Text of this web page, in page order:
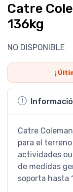
Catre
136kg
NO DISPONIBLE
¡
Catre
para el
actividades
de medidas
soporta hasta